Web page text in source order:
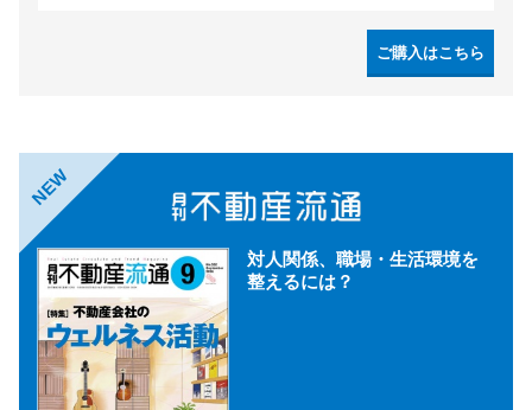
ご購入はこちら
NEW
対人関係、職場・生活環境を
整えるには？